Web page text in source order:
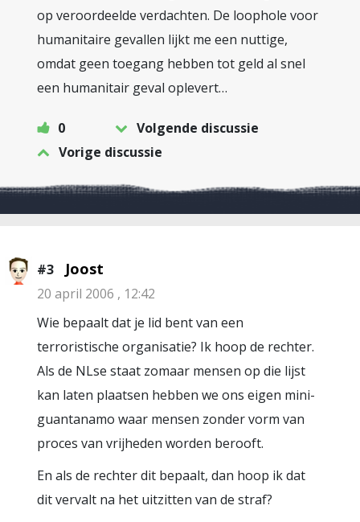
op veroordeelde verdachten. De loophole voor
humanitaire gevallen lijkt me een nuttige,
omdat geen toegang hebben tot geld al snel
een humanitair geval oplevert…
0
Volgende discussie
Vorige discussie
#3 Joost
20 april 2006 , 12:42
Wie bepaalt dat je lid bent van een
terroristische organisatie? Ik hoop de rechter.
Als de NLse staat zomaar mensen op die lijst
kan laten plaatsen hebben we ons eigen mini-
guantanamo waar mensen zonder vorm van
proces van vrijheden worden berooft.
En als de rechter dit bepaalt, dan hoop ik dat
dit vervalt na het uitzitten van de straf?